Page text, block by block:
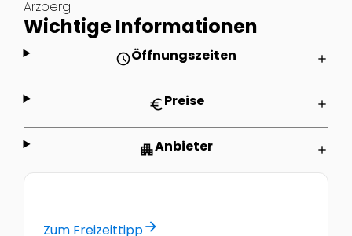
Arzberg
Wichtige Informationen
scheduleÖffnungszeiten add
euroPreise add
apartmentAnbieter add
Zum Freizeittipparrow_forward